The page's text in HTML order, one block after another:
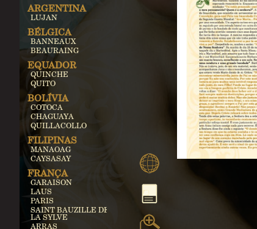
ARGENTINA
LUJAN
BÉLGICA
BANNEAUX
BEAURAING
EQUADOR
QUINCHE
QUITO
BOLÍVIA
COTOCA
CHAGUAYA
QUILLACOLLO
FILIPINAS
MANAOAG
CAYSASAY
FRANÇA
GARAISON
LAUS
PARIS
SAINT BAUZILLE DE
LA SYLVE
ARRAS